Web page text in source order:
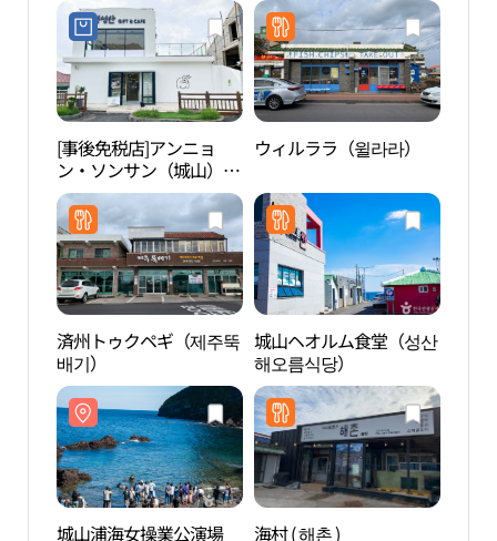
[事後免税店]アンニョ
ン・ソンサン（城山）
(안녕성산)
ウィルララ（윌라라）
済州トゥクペギ（제주뚝
배기）
城山ヘオルム食堂（성산
해오름식당）
城山浦海女操業公演場
海村 ( 해촌 )